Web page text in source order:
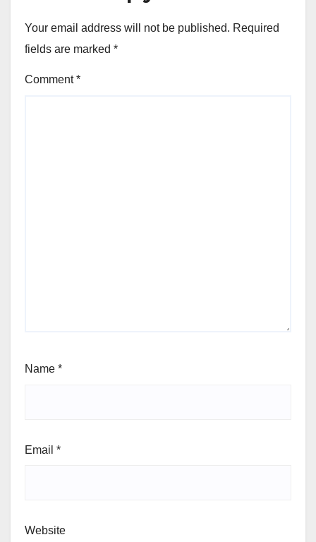
Your email address will not be published. Required
fields are marked *
Comment*
Name *
Email *
Website